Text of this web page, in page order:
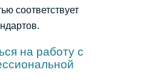
соответствует
на работу с